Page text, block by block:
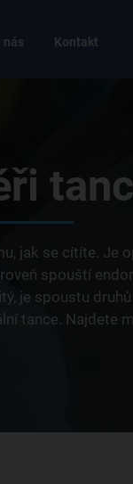
nás Kontakt
jak se cítíte. Je
spouští
je spoustu
tance. Najdete